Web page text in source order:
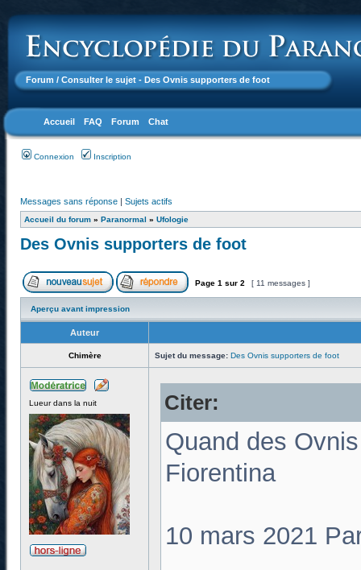
Forum / Consulter le sujet - Des Ovnis supporters de foot
Accueil FAQ Forum Chat
Connexion Inscription
Messages sans réponse | Sujets actifs
Accueil du forum » Paranormal » Ufologie
Des Ovnis supporters de foot
Page 1 sur 2 [ 11 messages ]
Aperçu avant impression
Auteur
Chimère Sujet du message: Des Ovnis supporters de foot
Lueur dans la nuit Citer:
Quand des
Fiorentina
10 mars 2021